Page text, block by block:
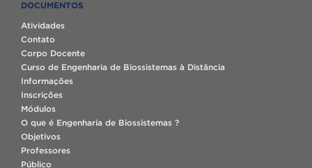
DOCUMENTOS
Atividades
Contato
Corpo Docente
Curso de Engenharia de Biossistemas à Distância
Informações
Inscrições
Módulos
O que é Engenharia de Biossistemas ?
Objetivos
Professores
Público